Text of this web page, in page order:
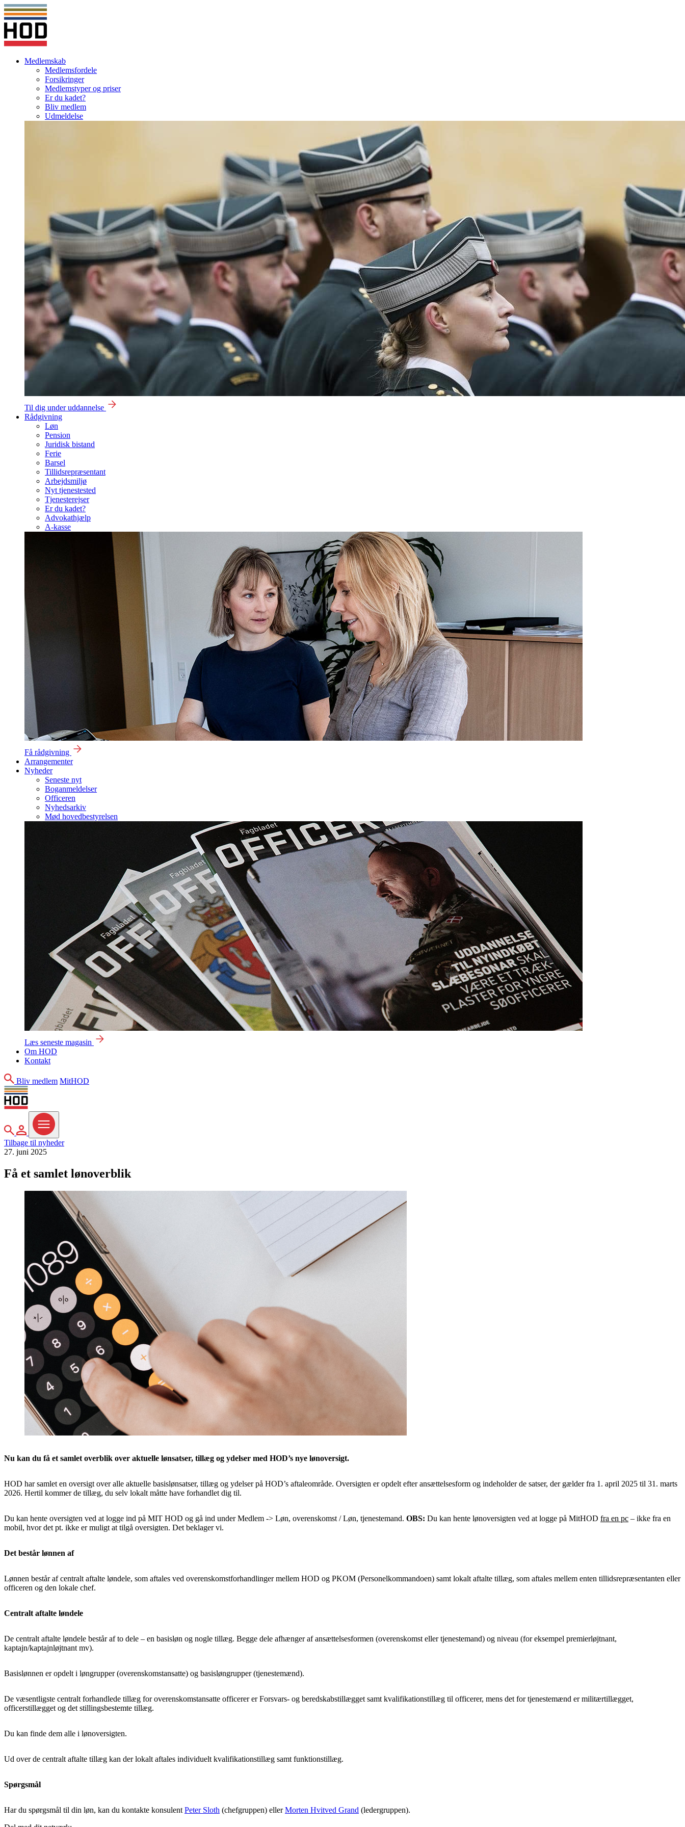
Medlemskab
Medlemsfordele
Forsikringer
Medlemstyper og priser
Er du kadet?
Bliv medlem
Udmeldelse
Til dig under uddannelse
Rådgivning
Løn
Pension
Juridisk bistand
Ferie
Barsel
Tillidsrepræsentant
Arbejdsmiljø
Nyt tjenestested
Tjenesterejser
Er du kadet?
Advokathjælp
A-kasse
Få rådgivning
Arrangementer
Nyheder
Seneste nyt
Boganmeldelser
Officeren
Nyhedsarkiv
Mød hovedbestyrelsen
Læs seneste magasin
Om HOD
Kontakt
Søg
Bliv medlem MitHOD
MitHOD
Menu
Tilbage til nyheder
27. juni 2025
Få et samlet lønoverblik
Nu kan du få et samlet overblik over aktuelle lønsatser, tillæg og ydelser med HOD’s nye lønoversigt.
HOD har samlet en oversigt over alle aktuelle basislønsatser, tillæg og ydelser på HOD’s aftaleområde. Oversigten er opdelt efter ansættelsesform og indeholder de satser, der gælder fra 1. april 2025 til 31. marts
2026. Hertil kommer de tillæg, du selv lokalt måtte have forhandlet dig til.
Du kan hente oversigten ved at logge ind på MIT HOD og gå ind under Medlem -> Løn, overenskomst / Løn, tjenestemand. OBS: Du kan hente lønoversigten ved at logge på MitHOD fra en pc – ikke fra en
mobil, hvor det pt. ikke er muligt at tilgå oversigten. Det beklager vi.
Det består lønnen af
Lønnen består af centralt aftalte løndele, som aftales ved overenskomstforhandlinger mellem HOD og PKOM (Personelkommandoen) samt lokalt aftalte tillæg, som aftales mellem enten tillidsrepræsentanten eller
officeren og den lokale chef.
Centralt aftalte løndele
De centralt aftalte løndele består af to dele – en basisløn og nogle tillæg. Begge dele afhænger af ansættelsesformen (overenskomst eller tjenestemand) og niveau (for eksempel premierløjtnant,
kaptajn/kaptajnløjtnant mv).
Basislønnen er opdelt i løngrupper (overenskomstansatte) og basisløngrupper (tjenestemænd).
De væsentligste centralt forhandlede tillæg for overenskomstansatte officerer er Forsvars- og beredskabstillægget samt kvalifikationstillæg til officerer, mens det for tjenestemænd er militærtillægget,
officerstillægget og det stillingsbestemte tillæg.
Du kan finde dem alle i lønoversigten.
Ud over de centralt aftalte tillæg kan der lokalt aftales individuelt kvalifikationstillæg samt funktionstillæg.
Spørgsmål
Har du spørgsmål til din løn, kan du kontakte konsulent Peter Sloth (chefgruppen) ellerMorten Hvitved Grand (ledergruppen).